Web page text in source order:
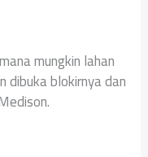
mungkin lahan
dibuka blokirnya dan